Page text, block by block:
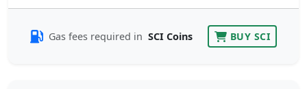
Gas fees required in SCI Coins BUY SCI